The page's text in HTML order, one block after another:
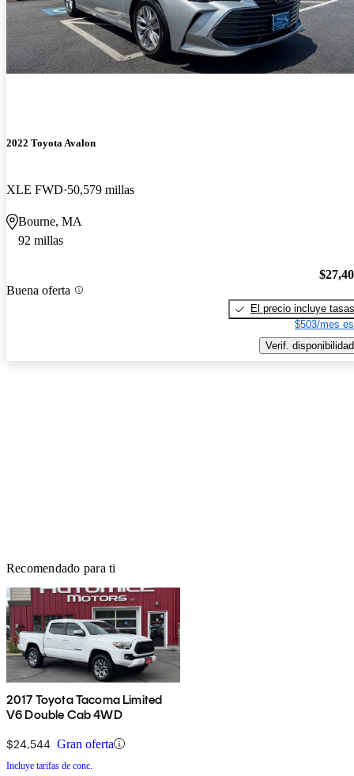
2022 Toyota Avalon
XLE FWD 50,579 millas
Bourne, MA
92 millas
Buena oferta
El precio incluye tasas
$503/mes
Verif. disponibilidad
Recomendado para ti
2017 Toyota Tacoma Limited
V6 Double Cab 4WD
$24,544 Gran oferta
Incluye tarifas de conc.